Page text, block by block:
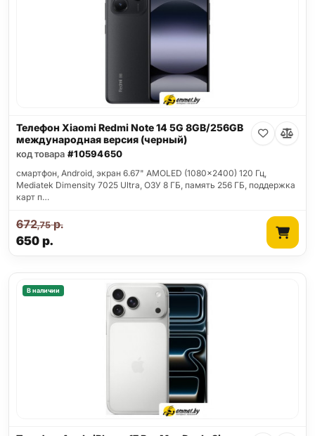
Телефон Xiaomi Redmi Note 14 5G 8GB/256GB
международная версия (черный)
код товара #10594650
смартфон, Android, экран 6.67" AMOLED (1080x2400) 120 Гц,
Mediatek Dimensity 7025 Ultra, ОЗУ 8 ГБ, память 256 ГБ, поддержка
карт п…
650р.
672,75р.
В наличии